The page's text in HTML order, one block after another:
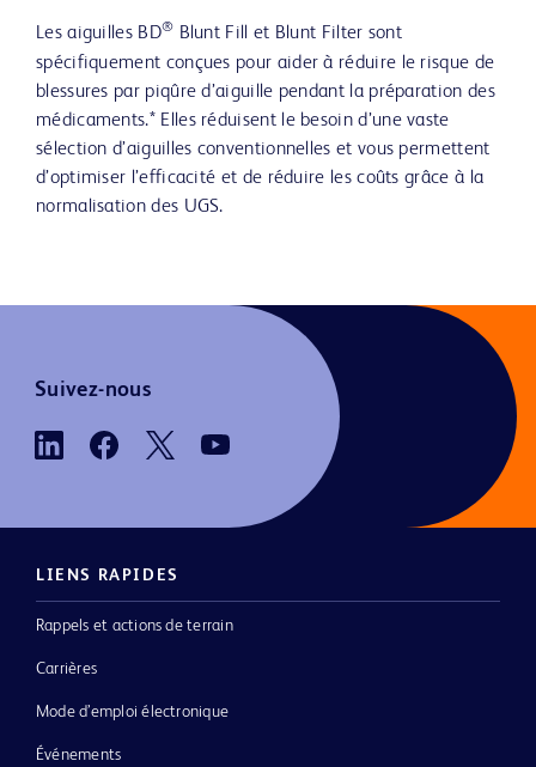
Les aiguilles BD® Blunt Fill et Blunt Filter sont
spécifiquement conçues pour aider à réduire le risque de
blessures par piqûre d’aiguille pendant la préparation des
médicaments.* Elles réduisent le besoin d’une vaste
sélection d’aiguilles conventionnelles et vous permettent
d’optimiser l’efficacité et de réduire les coûts grâce à la
normalisation des UGS.
Suivez-nous
LIENS RAPIDES
Rappels et actions de terrain
Carrières
Mode d’emploi électronique
Événements